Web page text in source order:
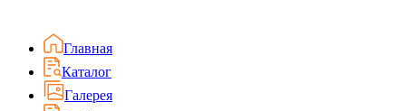
Главная
Каталог
Галерея